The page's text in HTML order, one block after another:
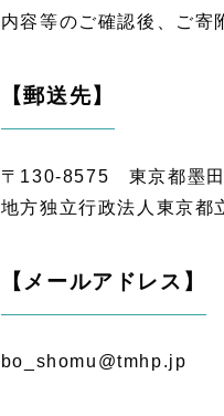
内容等のご確認後、ご寄
【郵送先】
〒130-8575 東京都墨
地方独立行政法人東京
【メールアドレス】
bo_shomu@tmhp.jp